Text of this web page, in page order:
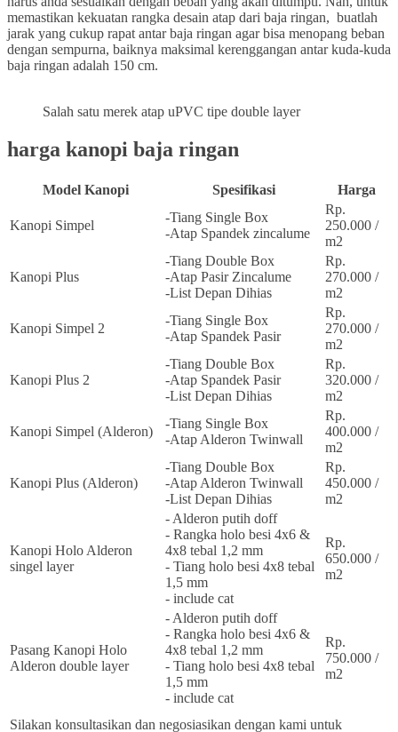
memastikan kekuatan rangka desain atap dari baja ringan, buatlah
jarak yang cukup rapat antar baja ringan agar bisa menopang beban
dengan sempurna, baiknya maksimal kerenggangan antar kuda-kuda
baja ringan adalah 150 cm.
Salah satu merek atap uPVC tipe double layer
harga kanopi baja ringan
Model Kanopi Spesifikasi Harga
Kanopi Simpel
-Tiang Single Box
-Atap Spandek zincalume
Rp.
250.000 /
m2
Kanopi Plus
-Tiang Double Box
-Atap Pasir Zincalume
-List Depan Dihias
Rp.
270.000 /
m2
Kanopi Simpel 2
-Tiang Single Box
-Atap Spandek Pasir
Rp.
270.000 /
m2
Kanopi Plus 2
-Tiang Double Box
-Atap Spandek Pasir
-List Depan Dihias
Rp.
320.000 /
m2
Kanopi Simpel (Alderon)
-Tiang Single Box
-Atap Alderon Twinwall
Rp.
400.000 /
m2
Kanopi Plus (Alderon)
-Tiang Double Box
-Atap Alderon Twinwall
-List Depan Dihias
Rp.
450.000 /
m2
Kanopi Holo Alderon
singel layer
- Alderon putih doff
- Rangka holo besi 4x6 &
4x8 tebal 1,2 mm
- Tiang holo besi 4x8 tebal
1,5 mm
- include cat
Rp.
650.000 /
m2
Pasang Kanopi Holo
Alderon double layer
- Alderon putih doff
- Rangka holo besi 4x6 &
4x8 tebal 1,2 mm
- Tiang holo besi 4x8 tebal
1,5 mm
- include cat
Rp.
750.000 /
m2
Silakan konsultasikan dan negosiasikan dengan kami untuk